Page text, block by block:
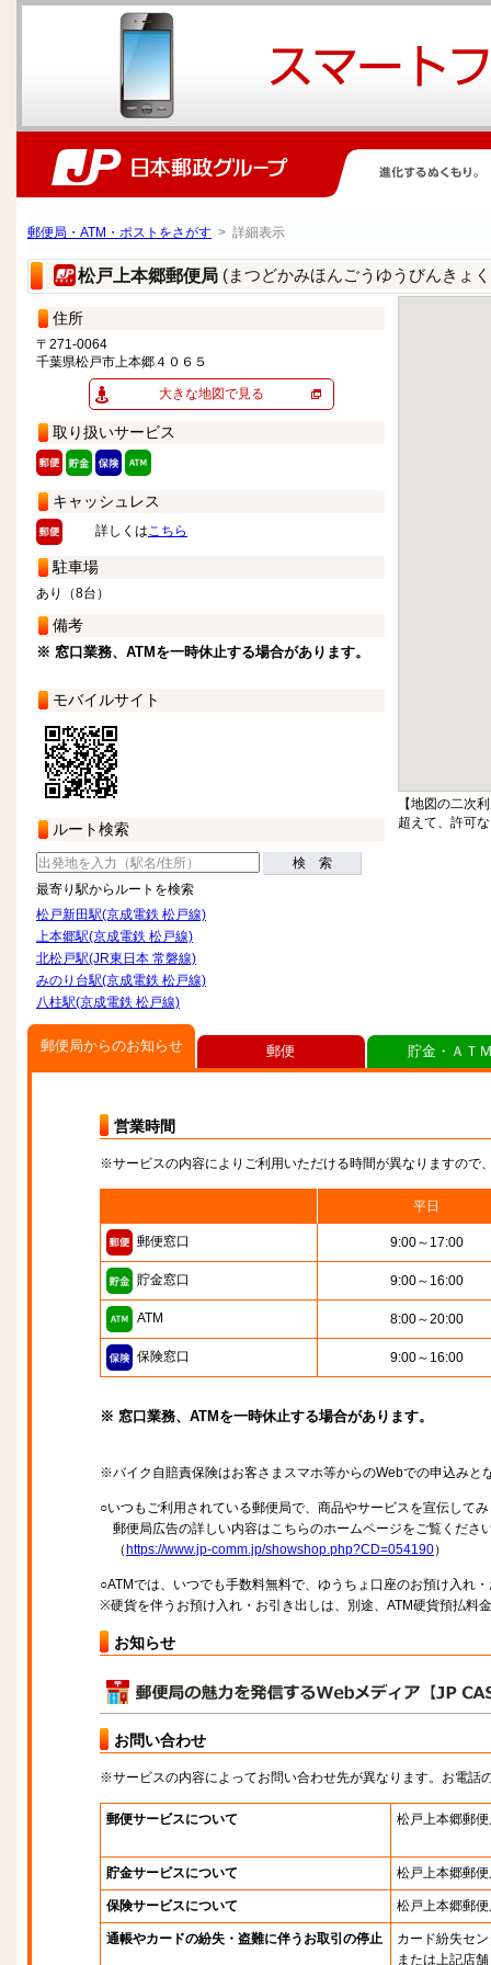
郵便局・ATM・ポストをさがす > 詳細表示
松戸上本郷郵便局 (まつどかみほんごうゆうびんきょ
住所
〒271-0064
千葉県松戸市上本郷４０６５
大きな地図で見る
取り扱いサービス
キャッシュレス
詳しくはこちら
駐車場
あり（8台）
備考
※ 窓口業務、ATMを一時休止する場合があります。
モバイルサイト
ルート検索
検 索
最寄り駅からルートを検索
松戸新田駅(京成電鉄 松戸線)
上本郷駅(京成電鉄 松戸線)
北松戸駅(JR東日本 常磐線)
みのり台駅(京成電鉄 松戸線)
八柱駅(京成電鉄 松戸線)
【地図の二次
超えて、許可
郵便局からのお知らせ
営業時間
※サービスの内容によりご利用いただける時間が異なりますので
平日
郵便窓口 9:00～17:00
貯金窓口 9:00～16:00
ATM 8:00～20:00
保険窓口 9:00～16:00
※ 窓口業務、ATMを一時休止する場合があります。
※バイク自賠責保険はお客さまスマホ等からのWebでの申込みと
○いつもご利用されている郵便局で、商品やサービスを宣伝して
郵便局広告の詳しい内容はこちらのホームページをご覧くださ
（ https://www.jp-comm.jp/showshop.php?CD=054190）
○ATMでは、いつでも手数料無料で、ゆうちょ口座のお預け入れ
※硬貨を伴うお預け入れ・お引き出しは、別途、ATM硬貨預払料
お知らせ
お問い合わせ
※サービスの内容によってお問い合わせ先が異なります。お電話
郵便サービスについて 松戸上本郷郵
貯金サービスについて 松戸上本郷郵
保険サービスについて 松戸上本郷郵
通帳やカードの紛失・盗難に伴うお取引の停止
カード紛失セ
または上記店舗
郵便 貯金・ＡＴ